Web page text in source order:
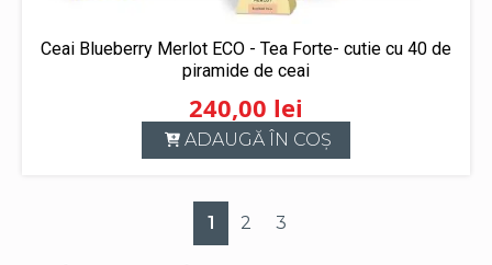
Ceai Blueberry Merlot ECO - Tea Forte- cutie cu 40 de
piramide de ceai
240,00 lei
ADAUGĂ ÎN COȘ
1 2 3